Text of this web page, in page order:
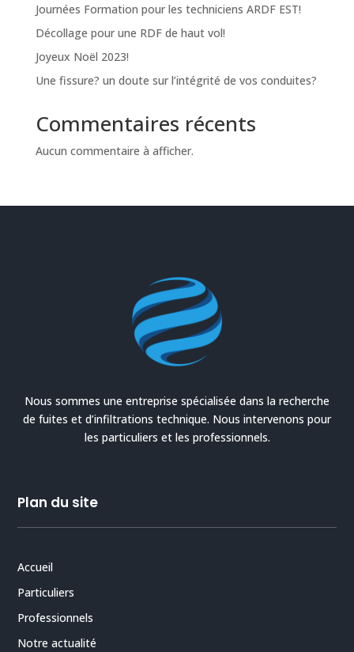
Journées Formation pour les techniciens ARDF EST!
Décollage pour une RDF de haut vol!
Joyeux Noël 2023!
Une fissure? un doute sur l’intégrité de vos conduites?
Commentaires récents
Aucun commentaire à afficher.
Nous sommes une entreprise spécialisée dans la recherche
de fuites et d’infiltrations technique. Nous intervenons pour
les particuliers et les professionnels.
Plan du site
Accueil
Particuliers
Professionnels
Notre actualité